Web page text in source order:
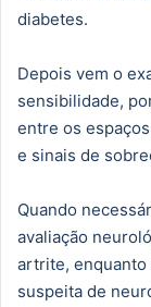
diabetes.
Depois vem o
sensibilidade,
entre os
e sinais de
Quando
avaliação
artrite, enquanto
suspeita de